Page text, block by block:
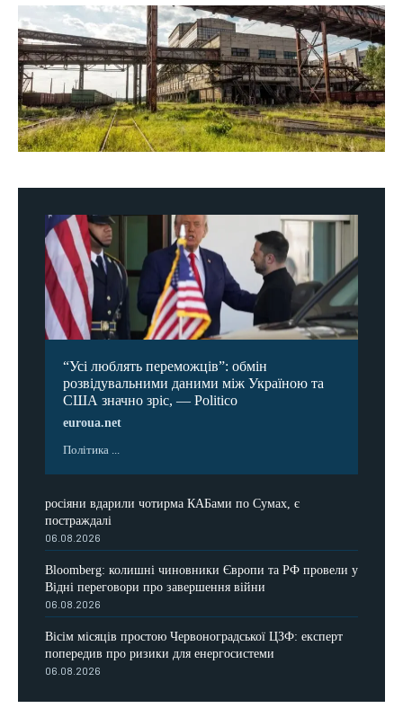
“Усі люблять переможців”: обмін
розвідувальними даними між Україною та
США значно зріс, — Politico
euroua.net
Політика ...
росіяни вдарили чотирма КАБами по Сумах, є
постраждалі
06.08.2026
Bloomberg: колишні чиновники Європи та РФ провели у
Відні переговори про завершення війни
06.08.2026
Вісім місяців простою Червоноградської ЦЗФ: експерт
попередив про ризики для енергосистеми
06.08.2026